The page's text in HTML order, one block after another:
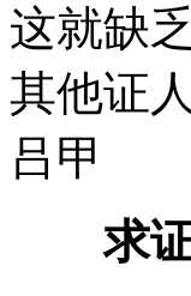
这就缺
其他证
吕甲
求